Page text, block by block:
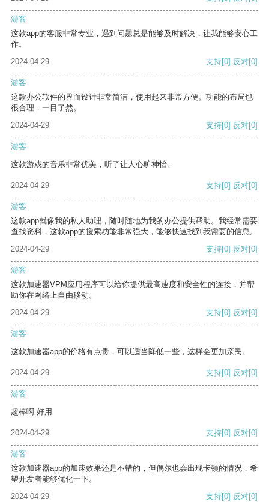
游客
这款app的客服非常专业，遇到问题总是能够及时解决，让我能够安心工
作。
2024-04-29
支持[0] 反对[0]
游客
这款办公软件的界面设计非常简洁，使用起来非常方便。功能的布局也
很合理，一目了然。
2024-04-29
支持[0] 反对[0]
游客
这款游戏的音乐非常优美，听了让人心旷神怡。
2024-04-29 支持[0] 反对[0]
游客
这款app就像我的私人助理，随时随地为我的办公提供帮助。我经常需要
查找资料，这款app的搜索功能非常强大，能够快速找到我需要的信息。
2024-04-29
支持[0] 反对[0]
游客
这款加速器VPM应用程序可以给你提供最高速度和安全性的连接，并帮
助你在网络上自由移动。
2024-04-29
支持[0] 反对[0]
游客
这款加速器app的价格有点贵，可以适当降低一些，这样会更加亲民。
2024-04-29 支持[0] 反对[0]
游客
超棒啊 好用
2024-04-29 支持[0] 反对[0]
游客
这款加速器app的加速效果还是不错的，但偶尔也会出现卡顿的情况，希
望开发者能够优化一下。
2024-04-29
支持[0] 反对[0]